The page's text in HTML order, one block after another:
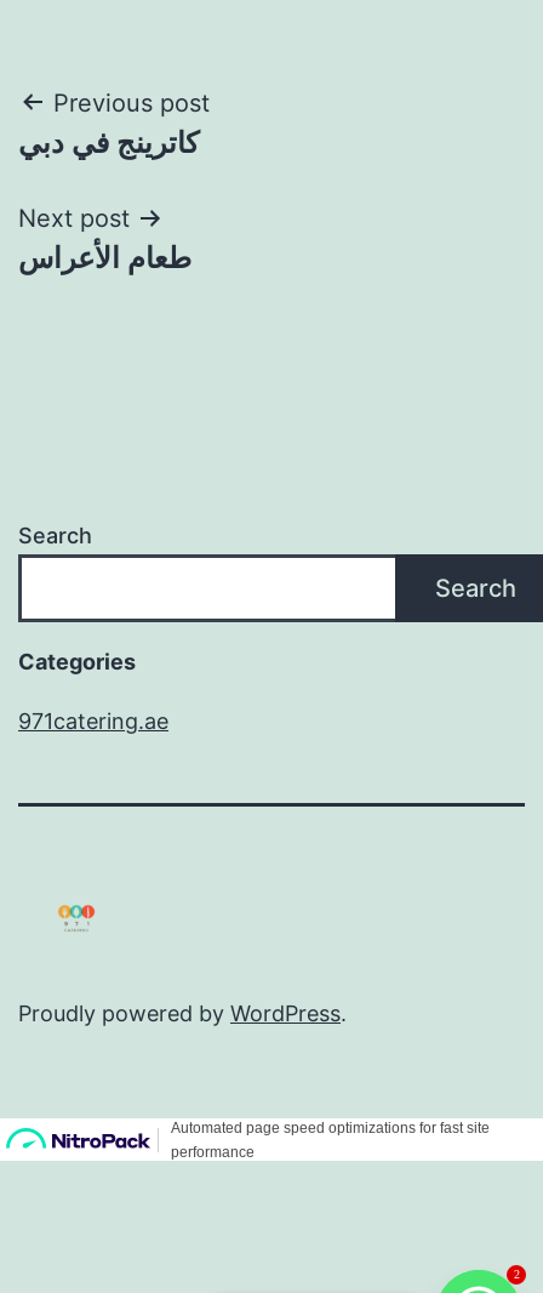
Post
navigation
Previous post
كاترينج في دبي
Next post
طعام الأعراس
Search
Search
Categories
971catering.ae
Proudly powered by WordPress.
2